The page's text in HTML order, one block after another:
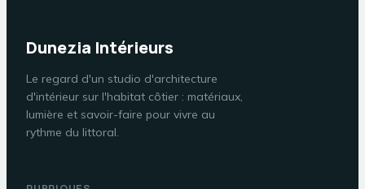
Dunezia Intérieurs
Le regard d'un studio d'architecture
d'intérieur sur l'habitat côtier : matériaux,
lumière et savoir-faire pour vivre au
rythme du littoral.